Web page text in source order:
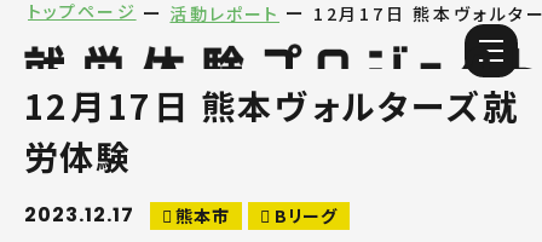
トップページ 活動レポート 12月17日 熊本ヴォルタ
12月17日 熊本ヴォルターズ就
労体験
2023.12.17 熊本市 Bリーグ